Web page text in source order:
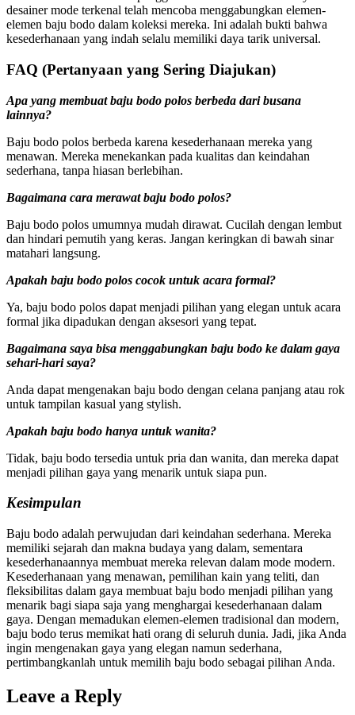
desainer mode terkenal telah mencoba menggabungkan elemen-
elemen baju bodo dalam koleksi mereka. Ini adalah bukti bahwa
kesederhanaan yang indah selalu memiliki daya tarik universal.
FAQ (Pertanyaan yang Sering Diajukan)
Apa yang membuat baju bodo polos berbeda dari busana
lainnya?
Baju bodo polos berbeda karena kesederhanaan mereka yang
menawan. Mereka menekankan pada kualitas dan keindahan
sederhana, tanpa hiasan berlebihan.
Bagaimana cara merawat baju bodo polos?
Baju bodo polos umumnya mudah dirawat. Cucilah dengan lembut
dan hindari pemutih yang keras. Jangan keringkan di bawah sinar
matahari langsung.
Apakah baju bodo polos cocok untuk acara formal?
Ya, baju bodo polos dapat menjadi pilihan yang elegan untuk acara
formal jika dipadukan dengan aksesori yang tepat.
Bagaimana saya bisa menggabungkan baju bodo ke dalam gaya
sehari-hari saya?
Anda dapat mengenakan baju bodo dengan celana panjang atau rok
untuk tampilan kasual yang stylish.
Apakah baju bodo hanya untuk wanita?
Tidak, baju bodo tersedia untuk pria dan wanita, dan mereka dapat
menjadi pilihan gaya yang menarik untuk siapa pun.
Kesimpulan
Baju bodo adalah perwujudan dari keindahan sederhana. Mereka
memiliki sejarah dan makna budaya yang dalam, sementara
kesederhanaannya membuat mereka relevan dalam mode modern.
Kesederhanaan yang menawan, pemilihan kain yang teliti, dan
fleksibilitas dalam gaya membuat baju bodo menjadi pilihan yang
menarik bagi siapa saja yang menghargai kesederhanaan dalam
gaya. Dengan memadukan elemen-elemen tradisional dan modern,
baju bodo terus memikat hati orang di seluruh dunia. Jadi, jika Anda
ingin mengenakan gaya yang elegan namun sederhana,
pertimbangkanlah untuk memilih baju bodo sebagai pilihan Anda.
Leave a Reply